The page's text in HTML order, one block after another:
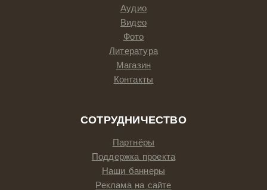
Аудио
Видео
Фото
Литература
Магазин
Контакты
СОТРУДНИЧЕСТВО
Партнёры
Поддержка проекта
Наши баннеры
Реклама на сайте